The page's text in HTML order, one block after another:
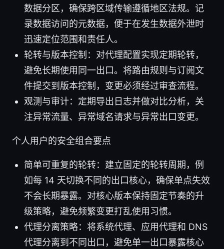
数据分区，确保跨区域传输遵循地区法规。记
录数据访问的元数据，便于在发生数据外泄时
迅速定位范围和责任人。
轮转与版本控制：对代理配置实现定期轮转，
避免长期使用同一出口。将路由规则与订阅文
件提交到版本控制，变更必须经过审查流程。
观测与审计：定期导出日志并做对比分析，关
注异常流量、异常域名请求与异常出口变更。
个人用户的安全组合要点
简单可重复的轮转：建立固定的轮转周期，例
如每 14 天切换不同的出口核心，确保单点失效
不会长期暴露。对核心版本保持固定节奏的升
级策略，避免频繁变更打乱使用习惯。
代理分离策略：将系统代理、应用代理和 DNS
代理分离到不同出口，避免单一出口暴露核心